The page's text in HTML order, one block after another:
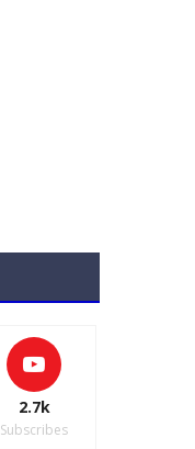
2.7k
Subscribes